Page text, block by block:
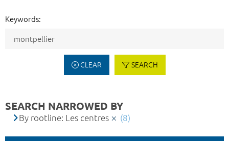
Keywords:
CLEAR SEARCH
SEARCH NARROWED BY
By rootline: Les centres (8)